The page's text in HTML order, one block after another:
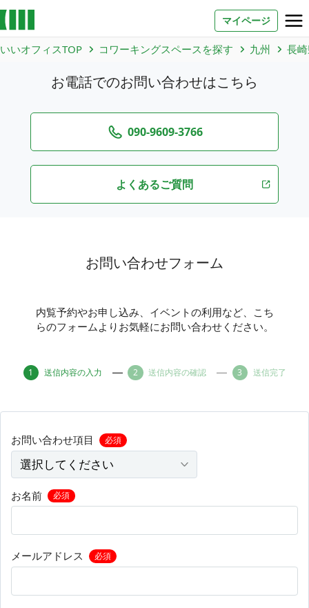
マイページ
いいオフィス（コワーキングスペース）
FCオーナー募集
E Solution
その他
いいオフィスTOP コワーキングスペースを探す 九州 長
お電話でのお問い合わせはこちら
090-9609-3766
よくあるご質問
お問い合わせフォーム
内覧予約やお申し込み、イベントの利用など、こち
らのフォームよりお気軽にお問い合わせください。
送信内容の入力 送信内容の確認 送信完了
お問い合わせ項目 必須
お名前 必須
メールアドレス 必須